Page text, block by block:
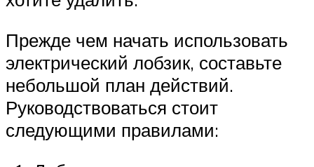
Прежде чем начать использовать
электрический лобзик, составьте
небольшой план действий.
Руководствоваться стоит
следующими правилами: